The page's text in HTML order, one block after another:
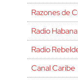
Razones de
Radio
Radio
Canal Caribe